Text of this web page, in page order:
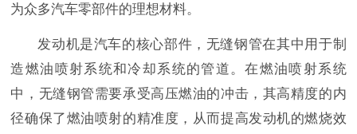
为众多汽车零部件的理想材料。
发动机是汽车的核心部件，无缝钢管在其中用于制
造燃油喷射系统和冷却系统的管道。在燃油喷射系统
中，无缝钢管需要承受高压燃油的冲击，其高精度的内
径确保了燃油喷射的精准度，从而提高发动机的燃烧效